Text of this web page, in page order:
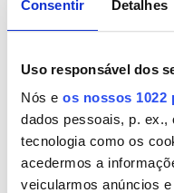
Consentir Detalhes
Uso responsável dos
Nós e os nossos 1022
dados pessoais, p. ex.,
tecnologia como os
acedermos a
veicularmos anúncios
Refeições
Wi-Fi Gratuito
Ecrãs de televisão
Transferência
Coberto pelo Cartão
Estacionamento Grátis
Por tratamento
Diálise HD 326,78 €
Diálise HDF 326,78 €